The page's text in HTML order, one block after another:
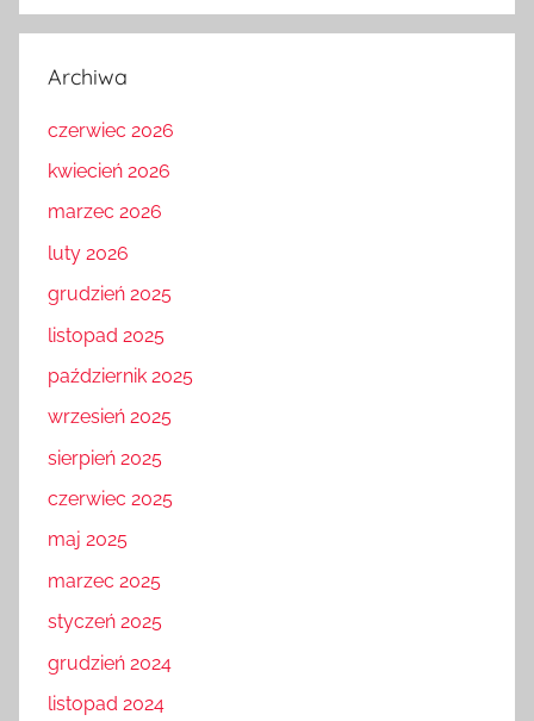
Archiwa
czerwiec 2026
kwiecień 2026
marzec 2026
luty 2026
grudzień 2025
listopad 2025
październik 2025
wrzesień 2025
sierpień 2025
czerwiec 2025
maj 2025
marzec 2025
styczeń 2025
grudzień 2024
listopad 2024